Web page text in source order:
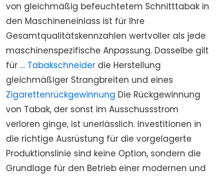
von gleichmäßig befeuchtetem Schnitttabak in
den Maschineneinlass ist für Ihre
Gesamtqualitätskennzahlen wertvoller als jede
maschinenspezifische Anpassung. Dasselbe gilt
für … Tabakschneider die Herstellung
gleichmäßiger Strangbreiten und eines
Zigarettenrückgewinnung Die Rückgewinnung
von Tabak, der sonst im Ausschussstrom
verloren ginge, ist unerlässlich. Investitionen in
die richtige Ausrüstung für die vorgelagerte
Produktionslinie sind keine Option, sondern die
Grundlage für den Betrieb einer modernen und